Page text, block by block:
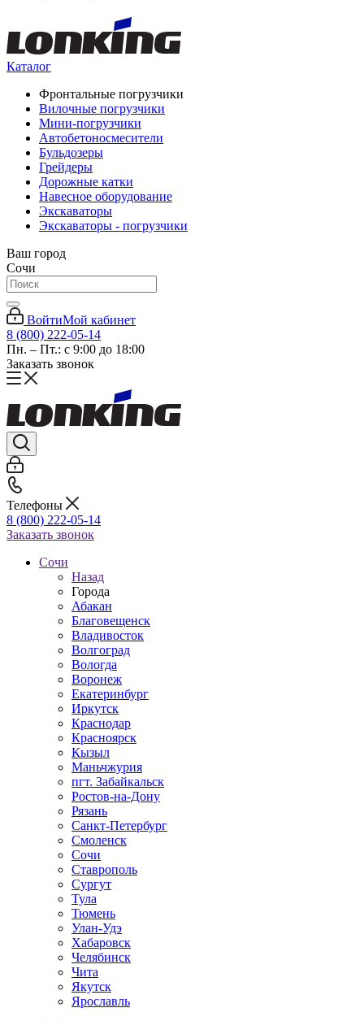
Каталог
Фронтальные погрузчики
Вилочные погрузчики
Мини-погрузчики
Автобетоносмесители
Бульдозеры
Грейдеры
Дорожные катки
Навесное оборудование
Экскаваторы
Экскаваторы - погрузчики
Ваш город
Сочи
ВойтиМой кабинет
8 (800) 222-05-14
Пн. – Пт.: с 9:00 до 18:00
Заказать звонок
Телефоны
8 (800) 222-05-14
Заказать звонок
Сочи
Назад
Города
Абакан
Благовещенск
Владивосток
Волгоград
Вологда
Воронеж
Екатеринбург
Иркутск
Краснодар
Красноярск
Кызыл
Маньчжурия
пгт. Забайкальск
Ростов-на-Дону
Рязань
Санкт-Петербург
Смоленск
Сочи
Ставрополь
Сургут
Тула
Тюмень
Улан-Удэ
Хабаровск
Челябинск
Чита
Якутск
Ярославль